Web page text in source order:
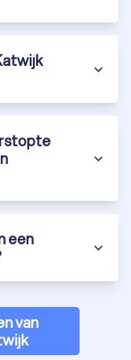
expertise in het
en
betrouwbare
van het
te
rioolservice in
gratis en
Zo
een
van